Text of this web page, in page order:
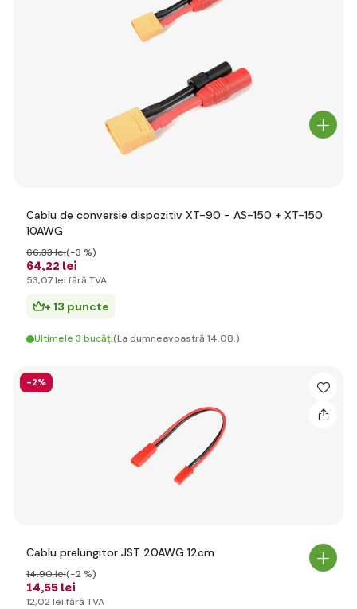
Cablu de conversie dispozitiv XT-90 - AS-150 + XT-150
10AWG
64,22 lei
66,33 lei(-3 %)
53,07 lei fără TVA
+ 13 puncte
Ultimele 3 bucăți(La dumneavoastră 14.08.)
-2%
Cablu prelungitor JST 20AWG 12cm
14,55 lei
14,90 lei(-2 %)
12,02 lei fără TVA